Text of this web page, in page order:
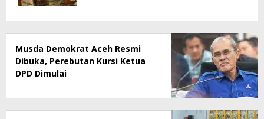
Musda Demokrat Aceh Resmi
Dibuka, Perebutan Kursi Ketua
DPD Dimulai